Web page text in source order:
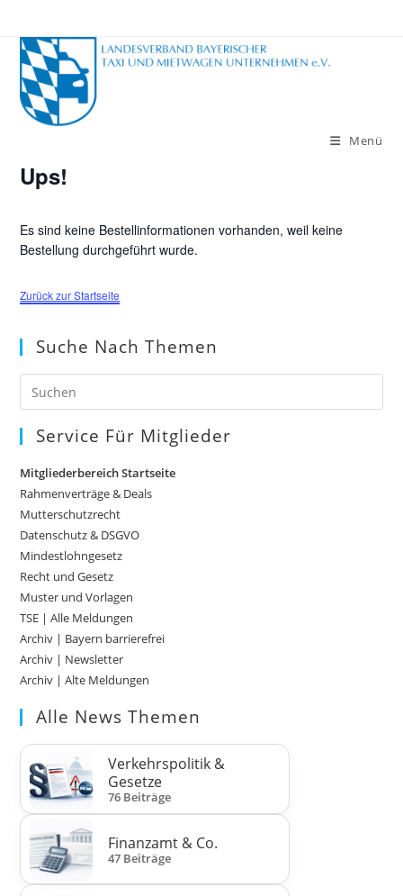
Inhalt
springen
Menü
Ups!
Es sind keine Bestellinformationen vorhanden, weil keine
Bestellung durchgeführt wurde.
Zurück zur Startseite
Suche Nach Themen
Service Für Mitglieder
Mitgliederbereich Startseite
Rahmenverträge & Deals
Mutterschutzrecht
Datenschutz & DSGVO
Mindestlohngesetz
Recht und Gesetz
Muster und Vorlagen
TSE | Alle Meldungen
Archiv | Bayern barrierefrei
Archiv | Newsletter
Archiv | Alte Meldungen
Alle News Themen
Verkehrspolitik &
Gesetze
76 Beiträge
Finanzamt & Co.
47 Beiträge